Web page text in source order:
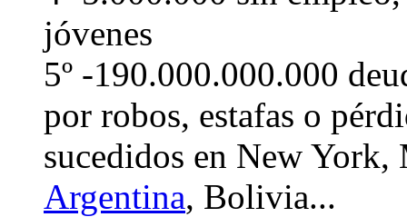
jóvenes
5º -190.000.000.000
por robos, estafas o
sucedidos en New
Argentina, Bolivia...